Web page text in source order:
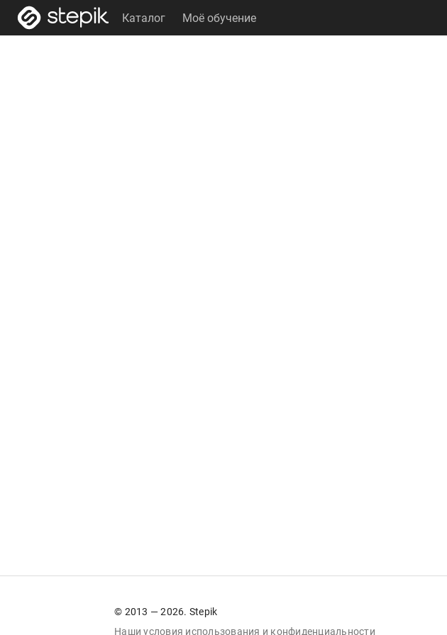
Каталог Моё обучение
© 2013 — 2026. Stepik
Наши условия использования и конфиденциальности